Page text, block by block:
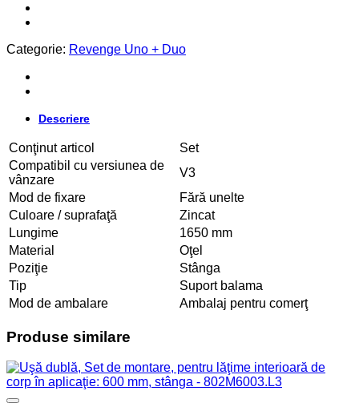
Categorie: Revenge Uno + Duo
Descriere
Conţinut articol
Set
Compatibil cu versiunea de
vânzare
V3
Mod de fixare
Fără unelte
Culoare / suprafaţă
Zincat
Lungime
1650 mm
Material
Oţel
Poziţie
Stânga
Tip
Suport balama
Mod de ambalare
Ambalaj pentru comerţ
Produse similare